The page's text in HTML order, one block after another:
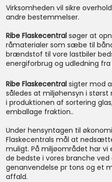
Virksomheden vil sikre
andre bestemmelser.
Ribe Flaskecentralsøger at
råmaterialer som sæbe til
brændstof til vore lastbiler
energiforbrug og udledning fra
Ribe Flaskecentralsigter mod
således at miljøhensyn i
i produktionen af sortering
emballage fraktion..
Under hensyntagen til
Flaskecentrals mål at
muligt. På miljøområdet har
de bedste i vores branche
genanvendelse pr tons og et
affald.